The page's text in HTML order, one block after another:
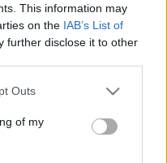
This information may
on the IAB’s List of
further disclose it to other
one or more Google
You may click to
its third-party tags to
in below Google
Outs
of my
9 partidos de LaLiga
musculares, José
tuvo una media
respectivamente.